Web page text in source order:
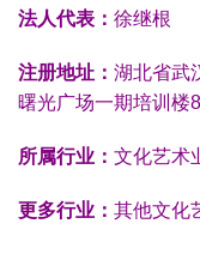
法人代表： 徐继根
注册地址： 湖北省武
曙光广场一期培训楼
所属行业： 文化艺术
更多行业： 其他文化